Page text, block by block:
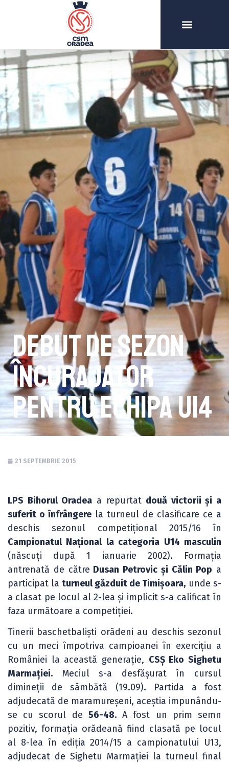
Debut de sezon
încurajator
pentru echipa U14
21 SEPTEMBRIE 2015
LPS Bihorul Oradea a repurtat două victorii și a
suferit o înfrângere la turneul de clasificare ce a
deschis sezonul competițional 2015/16 în
Campionatul Național la categoria U14 masculin
(născuți după 1 ianuarie 2002). Formația
antrenată de către Dusan Petrovic și Călin Pop a
participat la turneul găzduit de Timișoara, unde s-
a clasat pe locul al 2-lea și implicit s-a calificat în
faza următoare a competiției.
Tinerii baschetbaliști orădeni au deschis sezonul
cu un meci împotriva campioanei în exercițiu a
României la această generație, CSȘ Eko Sighetu
Marmației. Meciul s-a desfășurat în cursul
dimineții de sâmbătă (19.09). Partida a fost
adjudecată de maramureșeni, aceștia impunându-
se cu scorul de 56-48.A fost un prim semn
pozitiv, formația orădeană fiind clasată pe locul
al 8-lea în ediția 2014/15 a campionatului U13,
adjudecat de Sighetu Marmației la turneul final